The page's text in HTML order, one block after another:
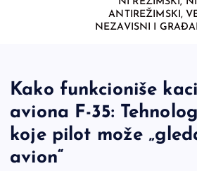
ANTIREŽIMSKI,
NEZAVISNI I
Kako funkcioniše
aviona F-35:
koje pilot može
avion“